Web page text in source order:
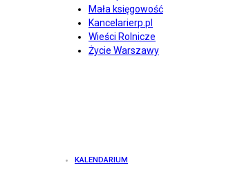
Mała księgowość
Kancelarierp.pl
Wieści Rolnicze
Życie Warszawy
KALENDARIUM